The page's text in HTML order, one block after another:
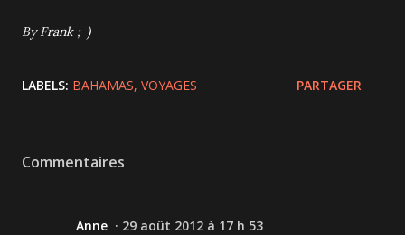
By Frank ;-)
LABELS: BAHAMAS VOYAGES PARTAGER
Commentaires
Anne 29 août 2012 à 17 h 53